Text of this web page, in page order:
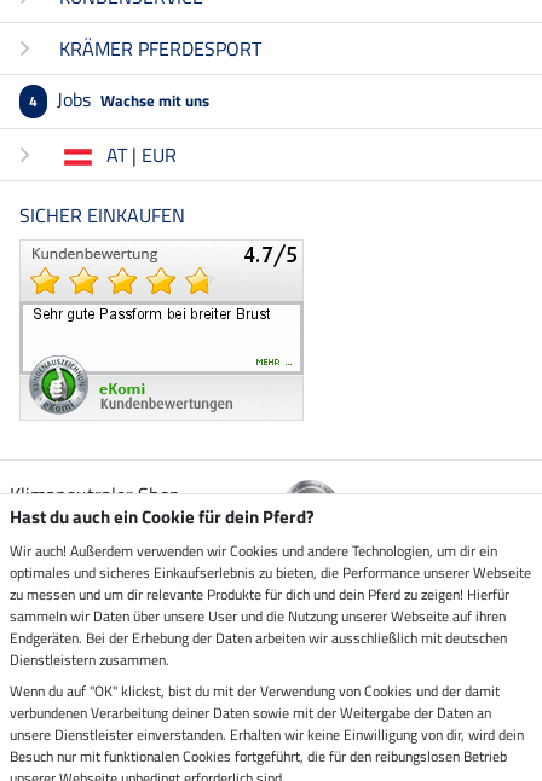
KRÄMER PFERDESPORT
4 Jobs Wachse mit uns
AT | EUR
SICHER EINKAUFEN
Klimaneutraler Shop
Zustellung durch
Sicher bezahlen mit
Vorkasse
Impressum
Hast du auch ein Cookie für dein Pferd?
Wir auch! Außerdem verwenden wir Cookies und andere Technologien, um dir ein
optimales und sicheres Einkaufserlebnis zu bieten, die Performance unserer Webseite
zu messen und um dir relevante Produkte für dich und dein Pferd zu zeigen! Hierfür
sammeln wir Daten über unsere User und die Nutzung unserer Webseite auf ihren
Endgeräten. Bei der Erhebung der Daten arbeiten wir ausschließlich mit deutschen
Dienstleistern zusammen.
Wenn du auf "OK" klickst, bist du mit der Verwendung von Cookies und der damit
verbundenen Verarbeitung deiner Daten sowie mit der Weitergabe der Daten an
unsere Dienstleister einverstanden. Erhalten wir keine Einwilligung von dir, wird dein
Besuch nur mit funktionalen Cookies fortgeführt, die für den reibungslosen Betrieb